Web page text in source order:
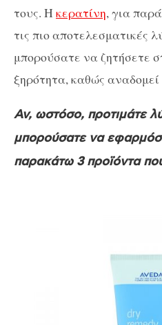
τους. Η κερατίνη, για
τις πιο αποτελεσματικές
μπορούσατε να ζητήσετε
ξηρότητα, καθώς αναδομεί
Αν, ωστόσο, προτιμάτε
μπορούσατε να
παρακάτω 3 προϊόντα